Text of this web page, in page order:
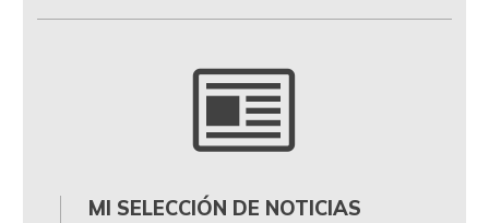
MI SELECCIÓN DE NOTICIAS